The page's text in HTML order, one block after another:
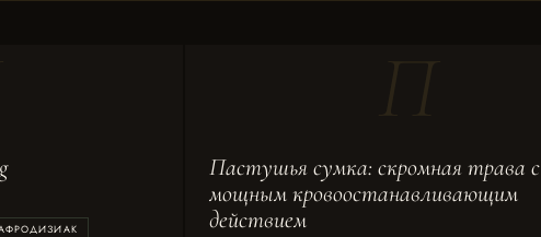
Пастушья сумка: скромная трава с
мощным кровоостанавливающим
действием